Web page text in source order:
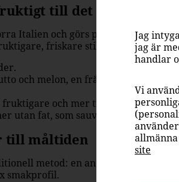
till det enkla
Italien och görs på druvan glera.
friskare stil med mjukare
och melon, en fräsch räksallad
och mer tillgänglig.
utan fat, som sauvignon blanc eller
till måltiden
metod: en andra jäsning på
smakprofil.
Jag
jag är
handlar
Vi
site